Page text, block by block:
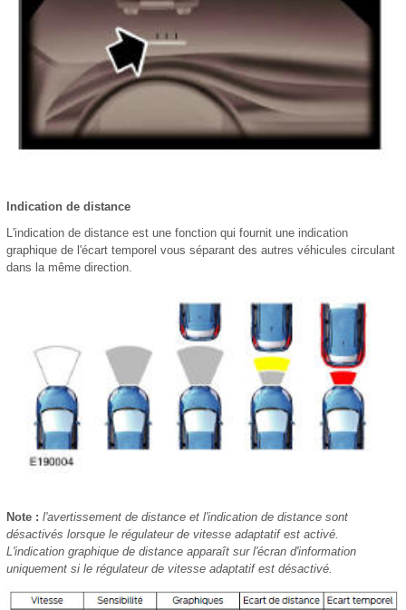
Indication de distance
L'indication de distance est une fonction qui fournit une indication
graphique de l'écart temporel vous séparant des autres véhicules circulant
dans la même direction.
Note : l'avertissement de distance et l'indication de distance sont
désactivés lorsque le régulateur de vitesse adaptatif est activé.
L'indication graphique de distance apparaît sur l'écran d'information
uniquement si le régulateur de vitesse adaptatif est désactivé.